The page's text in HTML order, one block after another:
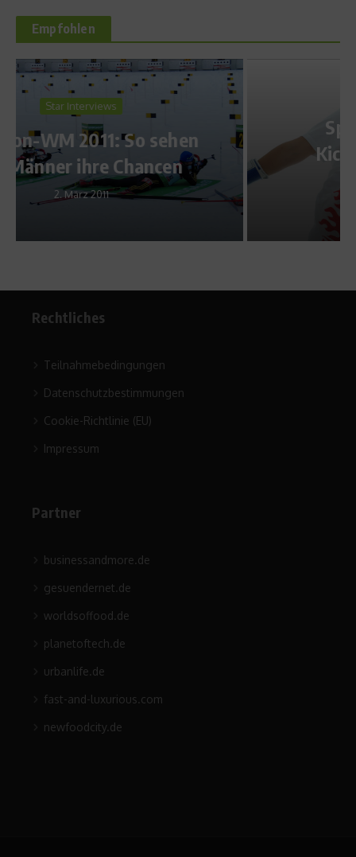
Empfohlen
Sports Inside
Sportarten im Test –
Kickboxen ist nicht nur
Männersache!
9. November 2012
Rechtliches
Teilnahmebedingungen
Datenschutzbestimmungen
Cookie-Richtlinie (EU)
Impressum
Partner
businessandmore.de
gesuendernet.de
worldsoffood.de
planetoftech.de
urbanlife.de
fast-and-luxurious.com
newfoodcity.de